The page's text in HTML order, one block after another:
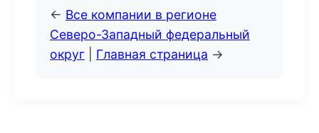
← Все компании в регионе
Северо-Западный федеральный
округ
Главная страница →